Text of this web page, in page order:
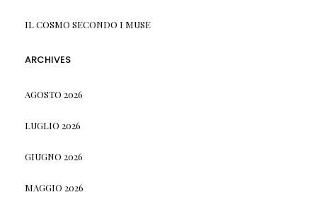
IL COSMO SECONDO I MUSE
ARCHIVES
AGOSTO 2026
LUGLIO 2026
GIUGNO 2026
MAGGIO 2026